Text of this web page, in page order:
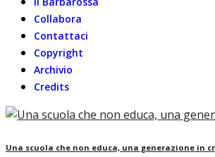
Collabora
Contattaci
Copyright
Archivio
Credits
Una scuola che non educa, una generazione in